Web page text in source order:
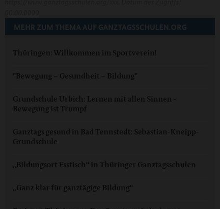
MEHR ZUM THEMA AUF GANZTAGSSCHULEN.ORG
Thüringen: Willkommen im Sportverein!
"Bewegung – Gesundheit – Bildung"
Grundschule Urbich: Lernen mit allen Sinnen -
Bewegung ist Trumpf
Ganztags gesund in Bad Tennstedt: Sebastian-Kneipp-
Grundschule
„Bildungsort Esstisch“ in Thüringer Ganztagsschulen
„Ganz klar für ganztägige Bildung“